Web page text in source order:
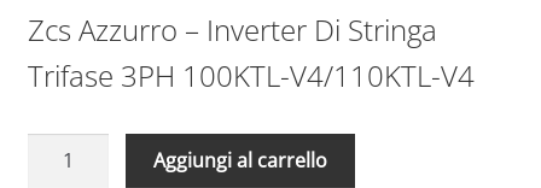
Zcs Azzurro – Inverter Di Stringa
Trifase 3PH 100KTL-V4/110KTL-V4
ZUCCHETTI
Aggiungi al carrello